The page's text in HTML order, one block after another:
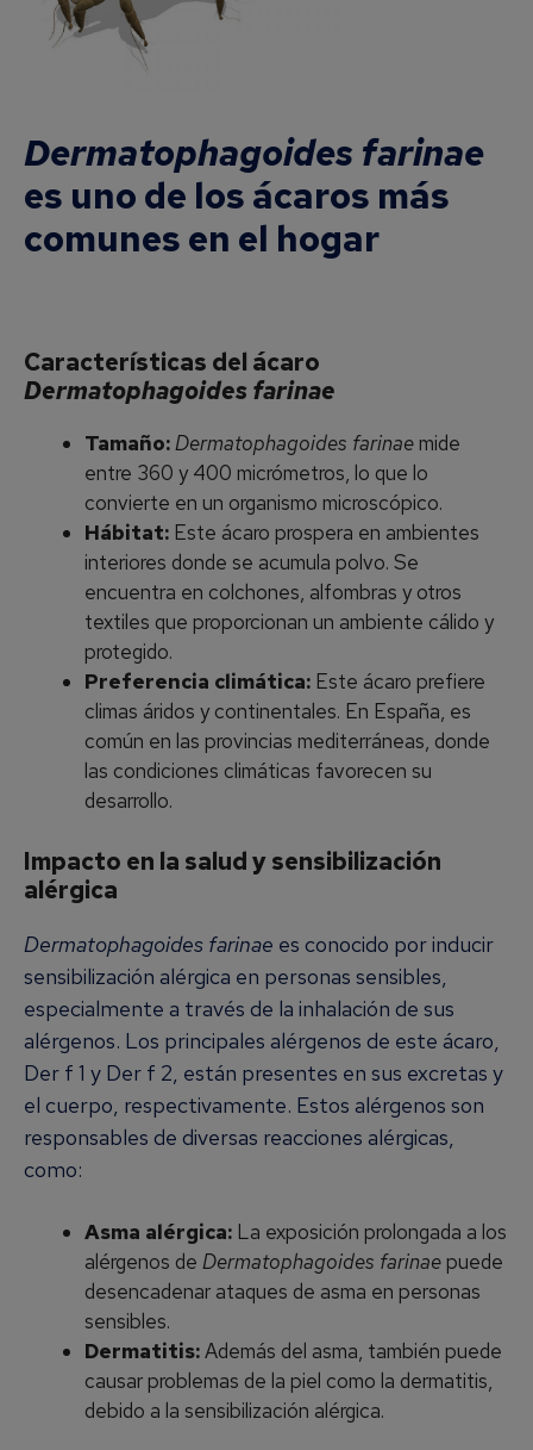
Dermatophagoides farinae
es uno de los ácaros más
comunes en el hogar
Características del ácaro
Dermatophagoides farinae
Tamaño:Dermatophagoides farinae mide
entre 360 y 400 micrómetros, lo que lo
convierte en un organismo microscópico.
Hábitat: Este ácaro prospera en ambientes
interiores donde se acumula polvo. Se
encuentra en colchones, alfombras y otros
textiles que proporcionan un ambiente cálido y
protegido.
Preferencia climática: Este ácaro prefiere
climas áridos y continentales. En España, es
común en las provincias mediterráneas, donde
las condiciones climáticas favorecen su
desarrollo.
Impacto en la salud y sensibilización
alérgica
Dermatophagoides farinae es conocido por inducir
sensibilización alérgica en personas sensibles,
especialmente a través de la inhalación de sus
alérgenos. Los principales alérgenos de este ácaro,
Der f 1 y Der f 2, están presentes en sus excretas y
el cuerpo, respectivamente. Estos alérgenos son
responsables de diversas reacciones alérgicas,
como:
Asma alérgica: La exposición prolongada a los
alérgenos de Dermatophagoides farinae puede
desencadenar ataques de asma en personas
sensibles.
Dermatitis:Además del asma, también puede
causar problemas de la piel como la dermatitis,
debido a la sensibilización alérgica.